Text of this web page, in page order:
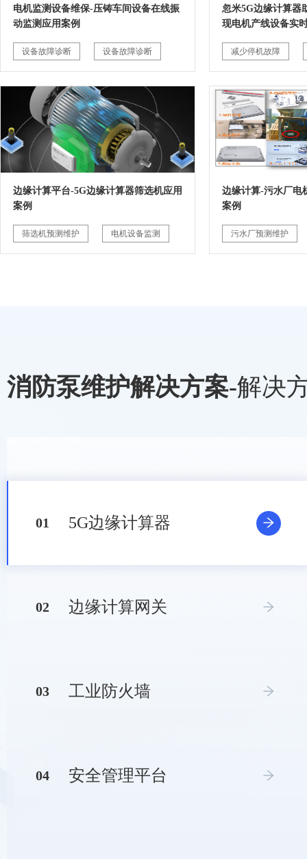
电机监测设备维保-压铸车间设备在线振
动监测应用案例
设备故障诊断 设备故障诊断
忽米5G边缘计算器
现电机产线设备实
减少停机故障
边缘计算平台-5G边缘计算器筛选机应用
案例
筛选机预测维护 电机设备监测
边缘计算-污水厂电
案例
污水厂预测维护
消防泵维护解决方案-解决
01 5G边缘计算器
02 边缘计算网关
03 工业防火墙
04 安全管理平台